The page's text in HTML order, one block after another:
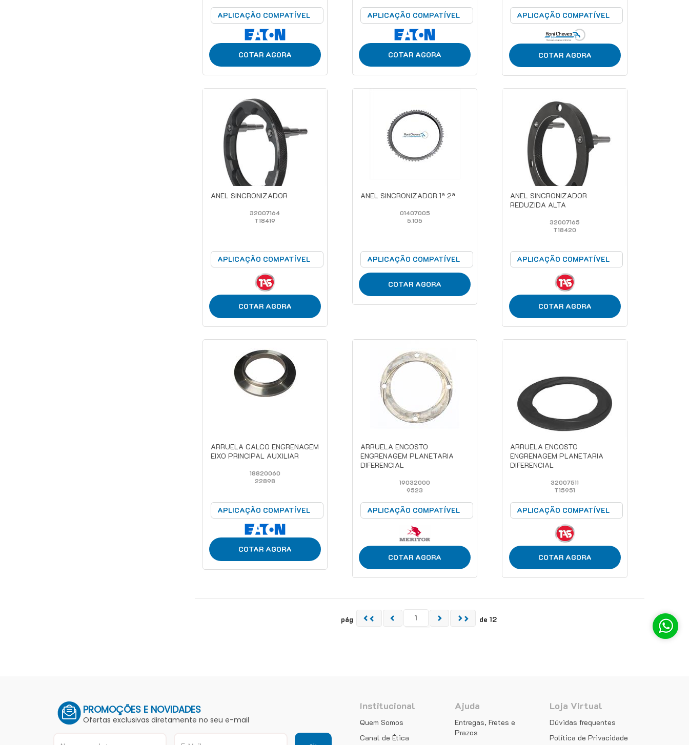
APLICAÇÃO COMPATÍVEL
COTAR AGORA
APLICAÇÃO COMPATÍVEL
COTAR AGORA
APLICAÇÃO COMPATÍVEL
COTAR AGORA
ANEL SINCRONIZADOR
32007164
T18419
APLICAÇÃO COMPATÍVEL
COTAR AGORA
ANEL SINCRONIZADOR 1ª 2ª
01407005
5.105
APLICAÇÃO COMPATÍVEL
COTAR AGORA
ANEL SINCRONIZADOR
REDUZIDA ALTA
32007165
T18420
APLICAÇÃO COMPATÍVEL
COTAR AGORA
ARRUELA CALCO ENGRENAGEM
EIXO PRINCIPAL AUXILIAR
18820060
22898
APLICAÇÃO COMPATÍVEL
COTAR AGORA
ARRUELA ENCOSTO
ENGRENAGEM PLANETARIA
DIFERENCIAL
19032000
9523
APLICAÇÃO COMPATÍVEL
COTAR AGORA
ARRUELA ENCOSTO
ENGRENAGEM PLANETARIA
DIFERENCIAL
32007511
T15951
APLICAÇÃO COMPATÍVEL
COTAR AGORA
pág de 12
PROMOÇÕES E NOVIDADES
Ofertas exclusivas diretamente no seu e-mail
Institucional
Quem Somos
Canal de Ética
Ajuda
Entregas, Fretes e
Prazos
Loja Virtual
Dúvidas frequentes
Política de Privacidade